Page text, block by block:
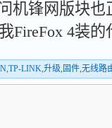
机锋网版块
FireFox 4装的
,TP-LINK,升级,固件,无线路